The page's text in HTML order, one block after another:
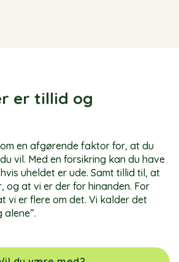
er tillid og
en afgørende faktor for, at du
vil. Med en forsikring kan du have
uheldet er ude. Samt tillid til, at
at vi er der for hinanden. For
vi er flere om det. Vi kalder det
alene”.